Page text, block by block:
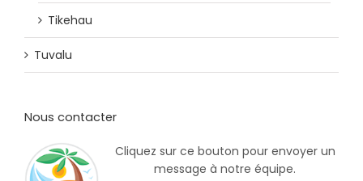
Tikehau
Tuvalu
Nous contacter
Cliquez sur ce bouton pour envoyer un
message à notre équipe.